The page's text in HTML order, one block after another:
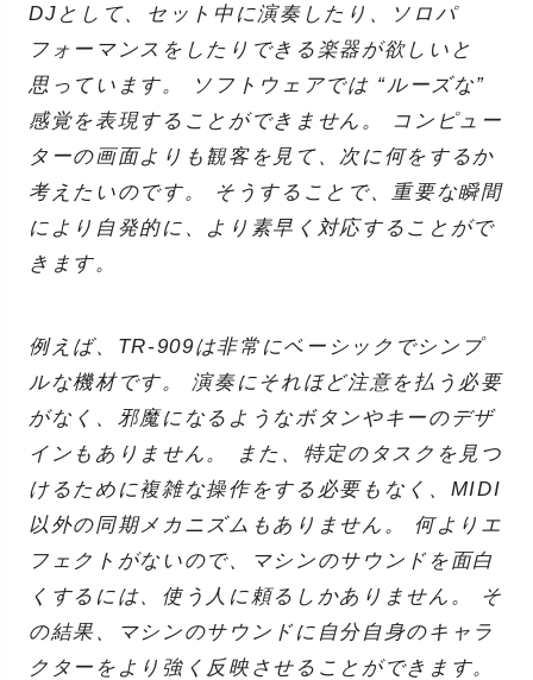
DJとして、セット中に演奏したり、ソロパ
フォーマンスをしたりできる楽器が欲しいと
思っています。 ソフトウェアでは “ルーズな”
感覚を表現することができません。 コンピュー
ターの画面よりも観客を見て、次に何をするか
考えたいのです。 そうすることで、重要な瞬間
により自発的に、より素早く対応することがで
きます。
例えば、TR-909は非常にベーシックでシンプ
ルな機材です。 演奏にそれほど注意を払う必要
がなく、邪魔になるようなボタンやキーのデザ
インもありません。 また、特定のタスクを見つ
けるために複雑な操作をする必要もなく、MIDI
以外の同期メカニズムもありません。 何よりエ
フェクトがないので、マシンのサウンドを面白
くするには、使う人に頼るしかありません。 そ
の結果、マシンのサウンドに自分自身のキャラ
クターをより強く反映させることができます。